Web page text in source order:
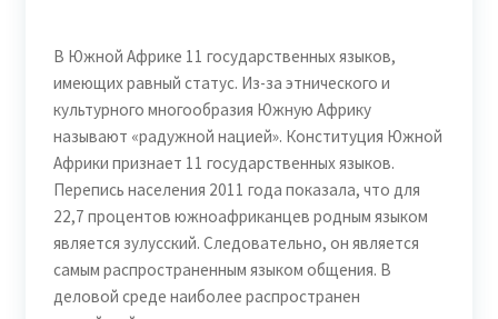
В Южной Африке 11 государственных языков,
имеющих равный статус. Из-за этнического и
культурного многообразия Южную Африку
называют «радужной нацией». Конституция Южной
Африки признает 11 государственных языков.
Перепись населения 2011 года показала, что для
22,7 процентов южноафриканцев родным языком
является зулусский. Следовательно, он является
самым распространенным языком общения. В
деловой среде наиболее распространен